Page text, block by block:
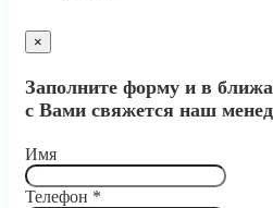
×
Заполните форму и в
с Вами свяжется наш
Имя
Телефон *